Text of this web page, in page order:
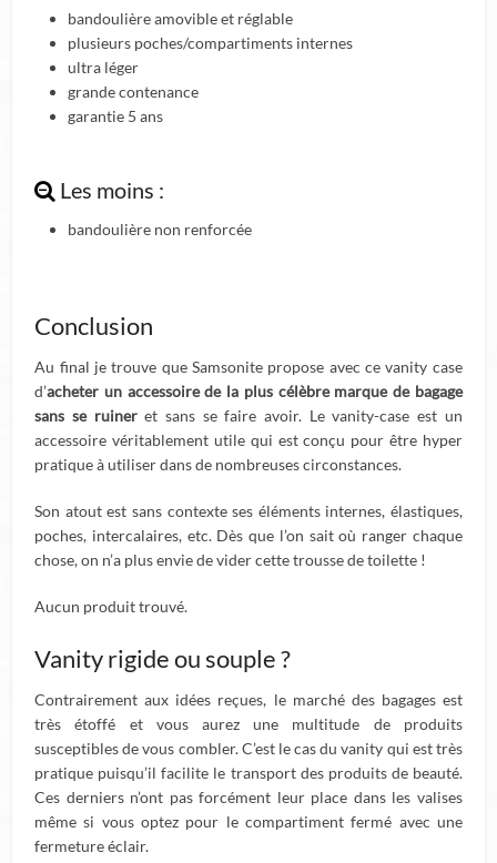
bandoulière amovible et réglable
plusieurs poches/compartiments internes
ultra léger
grande contenance
garantie 5 ans
Les moins :
bandoulière non renforcée
Conclusion
Au final je trouve que Samsonite propose avec ce vanity case
d’acheter un accessoire de la plus célèbre marque de bagage
sans se ruineret sans se faire avoir. Le vanity-case est un
accessoire véritablement utile qui est conçu pour être hyper
pratique à utiliser dans de nombreuses circonstances.
Son atout est sans contexte ses éléments internes, élastiques,
poches, intercalaires, etc. Dès que l’on sait où ranger chaque
chose, on n’a plus envie de vider cette trousse de toilette !
Aucun produit trouvé.
Vanity rigide ou souple ?
Contrairement aux idées reçues, le marché des bagages est
très étoffé et vous aurez une multitude de produits
susceptibles de vous combler. C’est le cas du vanity qui est très
pratique puisqu’il facilite le transport des produits de beauté.
Ces derniers n’ont pas forcément leur place dans les valises
même si vous optez pour le compartiment fermé avec une
fermeture éclair.